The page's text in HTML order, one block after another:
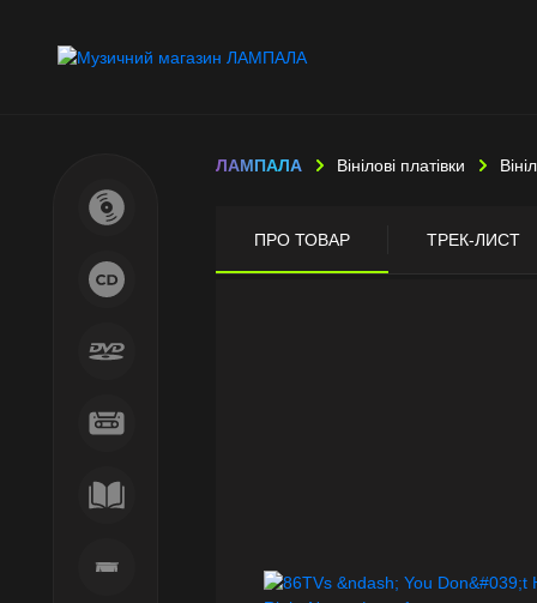
ЛАМПАЛА Вінілові платівки
ПРО ТОВАР ТРЕК-ЛИСТ